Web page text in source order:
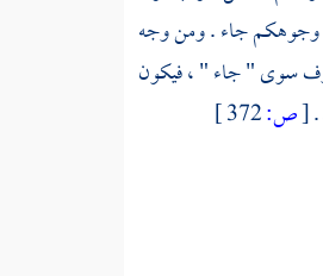
وجوهكم جاء . ومن وجه
سوى " جاء " ، فيكون
.
[ص: